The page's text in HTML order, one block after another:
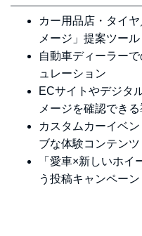
カー用品店・タイ
メージ」提案ツール
自動車ディーラー
ュレーション
ECサイトやデジタ
メージを確認でき
カスタムカーイベ
ブな体験コンテンツ
「愛車×新しいホ
う投稿キャンペーン